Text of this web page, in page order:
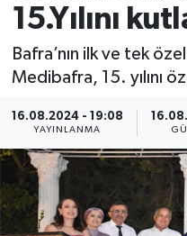
15.Yılını
Bafra’nın ilk ve tek
Medibafra, 15. yılını
16.08.2024 - 19:08
YAYINLANMA